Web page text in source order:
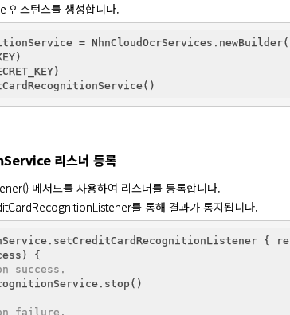
스턴스를 생성합니다.
=
리스너 등록
메서드를 사용하여 리스너를 등록합니다.
를 통해 결과가 통지됩니다.
{
{
success.
failure.